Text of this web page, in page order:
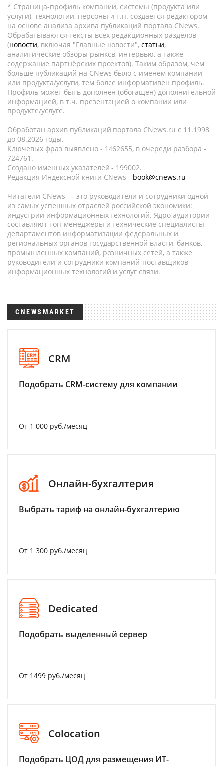
* Страница-профиль компании, системы (продукта или
услуги), технологии, персоны и т.п. создается редактором
на основе анализа архива публикаций портала CNews.
Обрабатываются тексты всех редакционных разделов
(новости, включая "Главные новости", статьи,
аналитические обзоры рынков, интервью, а также
содержание партнёрских проектов). Таким образом, чем
больше публикаций на CNews было с именем компании
или продукта/услуги, тем более информативен профиль.
Профиль может быть дополнен (обогащен) дополнительной
информацией, в т.ч. презентацией о компании или
продукте/услуге.
Обработан архив публикаций портала CNews.ru c 11.1998
до 08.2026 годы.
Ключевых фраз выявлено - 1462655, в очереди разбора -
724761.
Создано именных указателей - 199002.
Редакция Индексной книги CNews - book@cnews.ru
Читатели CNews — это руководители и сотрудники одной
из самых успешных отраслей российской экономики:
индустрии информационных технологий. Ядро аудитории
составляют топ-менеджеры и технические специалисты
департаментов информатизации федеральных и
региональных органов государственной власти, банков,
промышленных компаний, розничных сетей, а также
руководители и сотрудники компаний-поставщиков
информационных технологий и услуг связи.
CNEWSMARKET
CRM
Подобрать CRM-систему для компании
От 1 000 руб./месяц
Онлайн-бухгалтерия
Выбрать тариф на онлайн-бухгалтерию
От 1 300 руб./месяц
Dedicated
Подобрать выделенный сервер
От 1499 руб./месяц
Colocation
Подобрать ЦОД для размещения ИТ-